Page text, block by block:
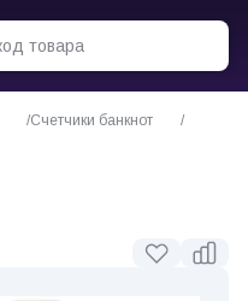
Счетчики банкнот